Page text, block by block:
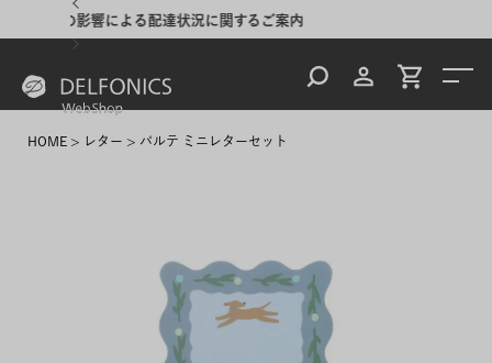
夏季休業のご案内
HOME レター パルテ ミニレターセット